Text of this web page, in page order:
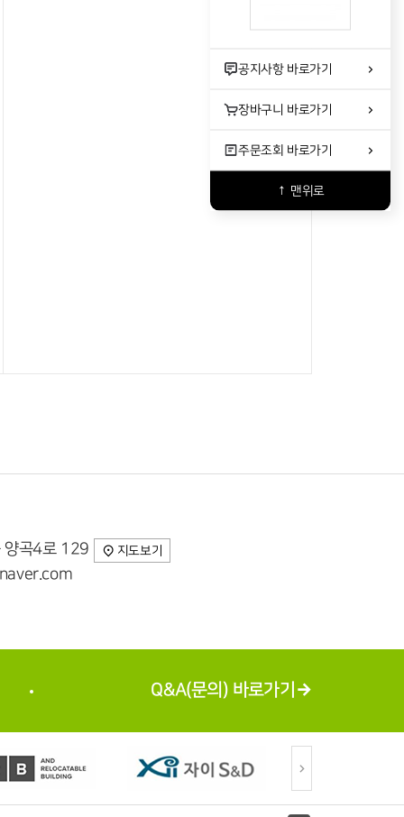
공지사항 바로가기
장바구니 바로가기
주문조회 바로가기
↑ 맨위로
양곡4로 129 지도보기
Q&A(문의) 바로가기